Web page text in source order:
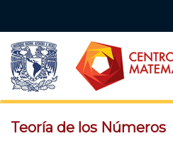
contenido
principal
Teoría de los Números